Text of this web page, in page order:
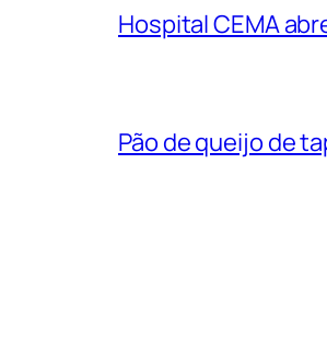
Hospital CEMA
Pão de queijo de